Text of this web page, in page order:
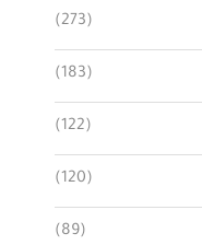
(273)
(183)
(122)
(120)
(89)